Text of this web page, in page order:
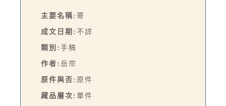
主要名稱: 寄
成文日期: 不詳
類別: 手稿
作者: 岳宗
原件與否: 原件
藏品層次: 單件